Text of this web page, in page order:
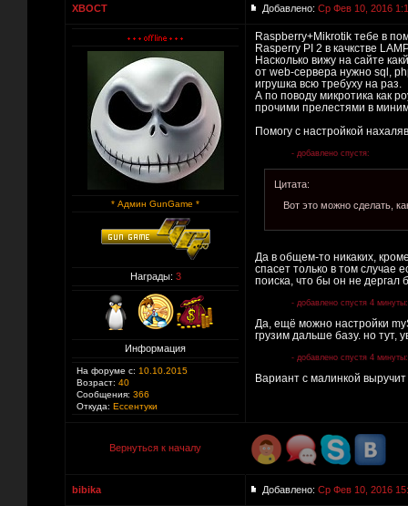
XBOCT Добавлено: Ср Фев 10, 2016
* Админ GunGame *
Награды: 3
Информация
На форуме с: 10.10.2015
Возраст: 40
Сообщения: 366
Откуда: Ессентуки
Raspberry+Mikrotik тебе в
Rasperry PI 2 в качкстве
Насколько вижу на сайте
от web-сервера нужно sql,
игрушка всю требуху на раз.
А по поводу микротика как
прочими прелестями в
Помогу с настройкой
- добавлено спустя:
Цитата:
Вот это можно сделать,
Да в общем-то никаких,
спасет только в том случае
поиска, что бы он не дергал
- добавлено спустя 4 минуты:
Да, ещё можно настройки
грузим дальше базу. но тут,
- добавлено спустя 4 минуты:
Вариант с малинкой
Вернуться к началу
bibika Добавлено: Ср Фев 10, 2016